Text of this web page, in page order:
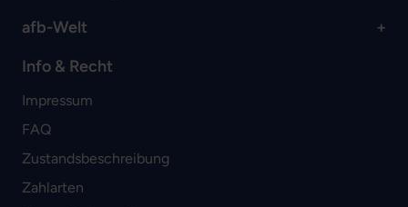
afb-Welt
Info & Recht
Impressum
FAQ
Zustandsbeschreibung
Zahlarten